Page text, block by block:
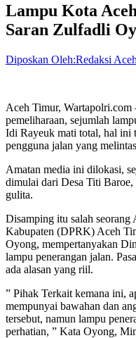
Lampu Kota
Saran Zulfadli
Diposkan Oleh:Redaksi Aceh
Aceh Timur, Wartapolri.com
pemeliharaan, sejumlah
Idi Rayeuk mati total, hal ini
pengguna jalan yang
Amatan media ini dilokasi,
dimulai dari Desa Titi
gulita.
Disamping itu salah
Kabupaten (DPRK) Aceh
Oyong, mempertanyakan
lampu penerangan jalan.
ada alasan yang riil.
” Pihak Terkait kemana ini,
mempunyai bawahan dan
tersebut, namun lampu
perhatian, ” Kata Oyong,